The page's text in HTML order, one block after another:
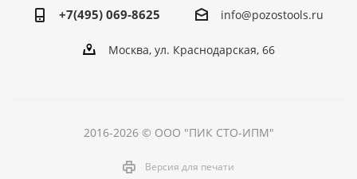
+7(495) 069-8625 info@pozostools.ru
Москва, ул. Краснодарская, 66
2016-2026 © ООО "ПИК СТО-ИПМ"
Версия для печати